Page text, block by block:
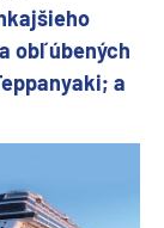
obľúbených
a